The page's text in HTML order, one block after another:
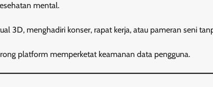
mental.
3D, menghadiri konser, rapat kerja, atau pameran seni
platform memperketat keamanan data pengguna.